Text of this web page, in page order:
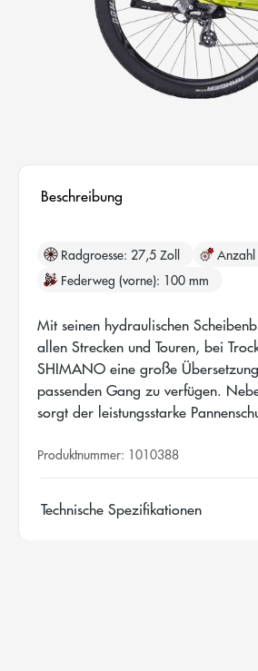
Beschreibung
Radgroesse 27,5 Zoll
Federweg (vorne) 100 mm
Mit seinen hydraulischen
allen Strecken und Touren, bei
SHIMANO eine große
passenden Gang zu verfügen.
sorgt der leistungsstarke
Produktnummer: 1010388
Technische Spezifikationen